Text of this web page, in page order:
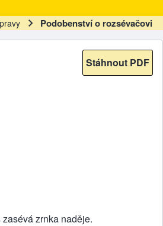
Podobenství o rozsévačovi
Stáhnout PDF
zrnka naděje.